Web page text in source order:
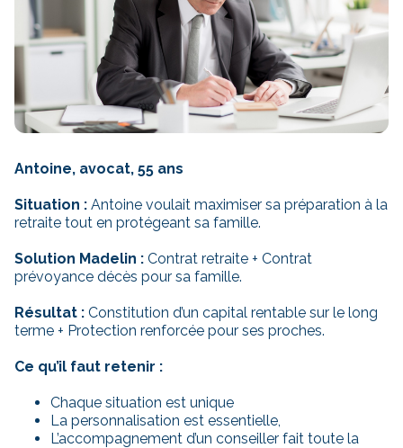
Antoine, avocat, 55 ans
Situation : Antoine voulait maximiser sa préparation à la
retraite tout en protégeant sa famille.
Solution Madelin : Contrat retraite + Contrat
prévoyance décès pour sa famille.
Résultat : Constitution d’un capital rentable sur le long
terme + Protection renforcée pour ses proches.
Ce qu’il faut retenir :
Chaque situation est unique
La personnalisation est essentielle,
L’accompagnement d’un conseiller fait toute la